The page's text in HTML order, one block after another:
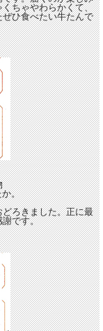
ちゃやわらかくて、
ひ食べたい牛たんで
か。
ろきました。正に最
謝です。